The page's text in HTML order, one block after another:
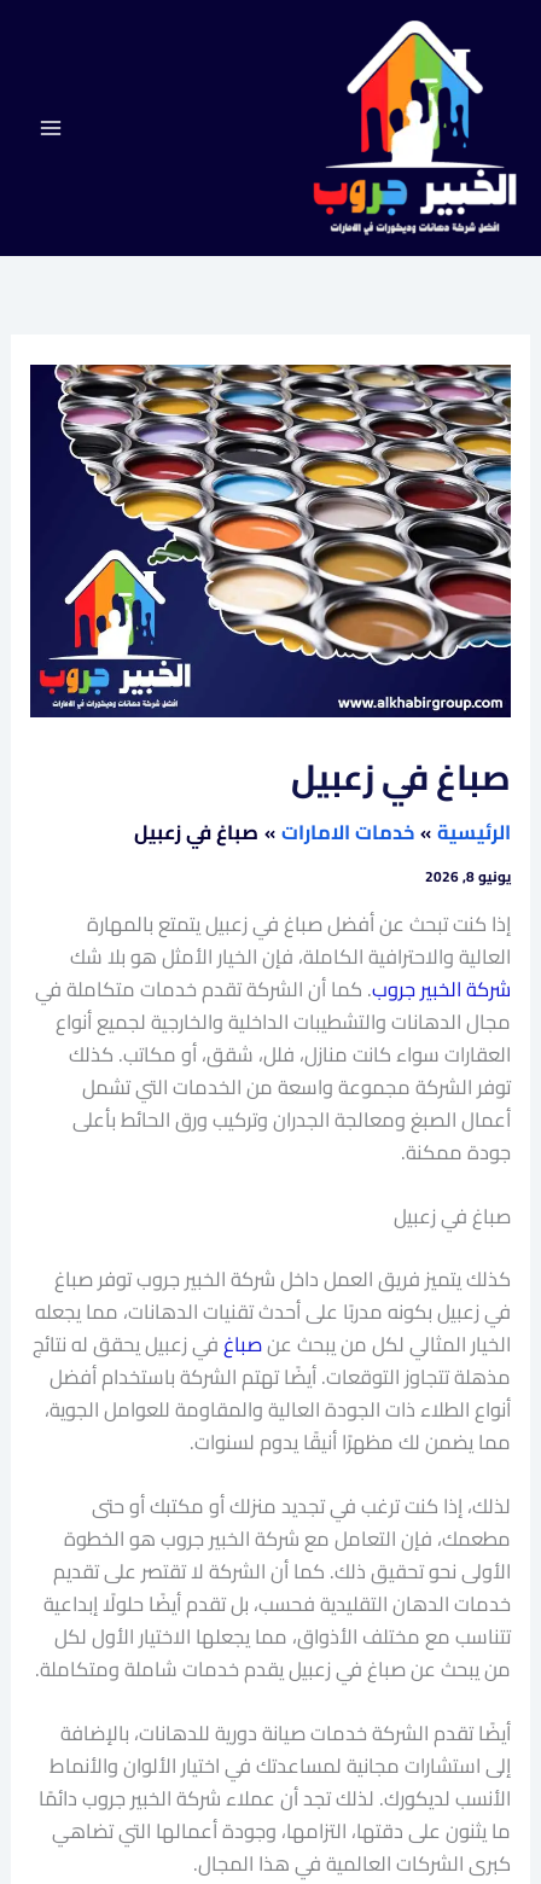
المحتوى
صباغ في زعبيل
الرئيسية خدمات الامارات صباغ في زعبيل
يونيو 8, 2026
إذا كنت تبحث عن أفضل صباغ في زعبيل يتمتع بالمهارة
العالية والاحترافية الكاملة، فإن الخيار الأمثل هو بلا شك
شركة الخبير جروب. كما أن الشركة تقدم خدمات متكاملة في
مجال الدهانات والتشطيبات الداخلية والخارجية لجميع أنواع
العقارات سواء كانت منازل، فلل، شقق، أو مكاتب. كذلك
توفر الشركة مجموعة واسعة من الخدمات التي تشمل
أعمال الصبغ ومعالجة الجدران وتركيب ورق الحائط بأعلى
جودة ممكنة.
صباغ في زعبيل
كذلك يتميز فريق العمل داخل شركة الخبير جروب توفر صباغ
في زعبيل بكونه مدربًا على أحدث تقنيات الدهانات، مما يجعله
الخيار المثالي لكل من يبحث عنصباغفي زعبيل يحقق له نتائج
مذهلة تتجاوز التوقعات. أيضًا تهتم الشركة باستخدام أفضل
أنواع الطلاء ذات الجودة العالية والمقاومة للعوامل الجوية،
مما يضمن لك مظهرًا أنيقًا يدوم لسنوات.
لذلك، إذا كنت ترغب في تجديد منزلك أو مكتبك أو حتى
مطعمك، فإن التعامل مع شركة الخبير جروب هو الخطوة
الأولى نحو تحقيق ذلك. كما أن الشركة لا تقتصر على تقديم
خدمات الدهان التقليدية فحسب، بل تقدم أيضًا حلولًا إبداعية
تتناسب مع مختلف الأذواق، مما يجعلها الاختيار الأول لكل
من يبحث عن صباغ في زعبيل يقدم خدمات شاملة ومتكاملة.
أيضًا تقدم الشركة خدمات صيانة دورية للدهانات، بالإضافة
إلى استشارات مجانية لمساعدتك في اختيار الألوان والأنماط
الأنسب لديكورك. لذلك تجد أن عملاء شركة الخبير جروب دائمًا
ما يثنون على دقتها، التزامها، وجودة أعمالها التي تضاهي
كبرى الشركات العالمية في هذا المجال.